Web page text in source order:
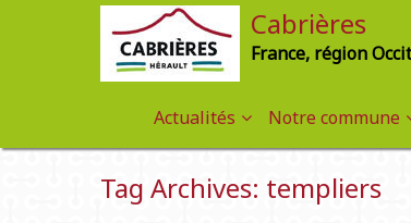
Cabrières
France, région
Actualités Notre commune
Tag Archives: templiers